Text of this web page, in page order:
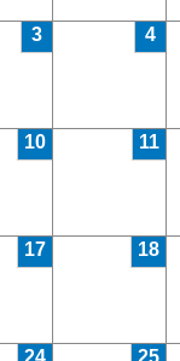
3 4
10 11
17 18
24 25